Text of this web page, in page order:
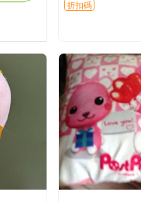
折扣碼